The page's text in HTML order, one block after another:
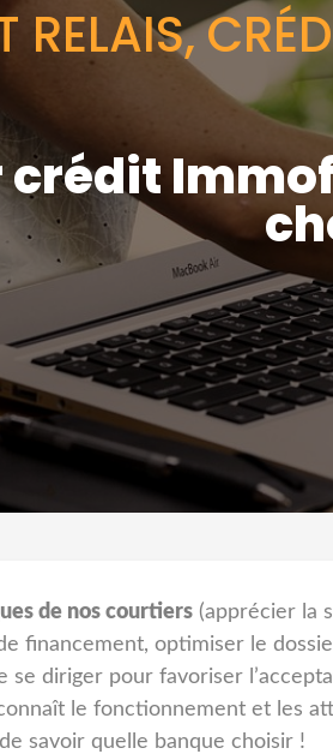
crédit
de nos courtiers (apprécier la
financement, optimiser le
se diriger pour favoriser
le fonctionnement et les
savoir quelle banque choisir !